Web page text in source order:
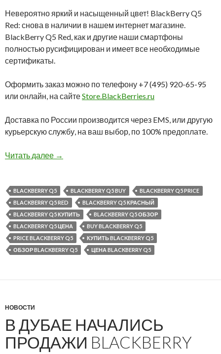
Невероятно яркий и насыщенный цвет! BlackBerry Q5
Red: снова в наличии в нашем интернет магазине.
BlackBerry Q5 Red, как и другие наши смартфоны
полностью русифицирован и имеет все необходимые
сертификаты.
Оформить заказ можно по телефону +7 (495) 920-65-95
или онлайн, на сайтеStore.BlackBerries.ru
Доставка по России производится через EMS, или другую
курьерскую службу, на ваш выбор, по 100% предоплате.
Читать далее BlackBerry Q5 Red: снова в наличии в нашем
→
BLACKBERRY Q5 BLACKBERRY Q5 BUY
BLACKBERRY Q5 PRICE
BLACKBERRY Q5 RED
BLACKBERRY Q5 КРАСНЫЙ
BLACKBERRY Q5 КУПИТЬ
BLACKBERRY Q5 ОБЗОР
BLACKBERRY Q5 ЦЕНА
BUY BLACKBERRY Q5
PRICE BLACKBERRY Q5
КУПИТЬ BLACKBERRY Q5
ОБЗОР BLACKBERRY Q5
ЦЕНА BLACKBERRY Q5
НОВОСТИ
В ДУБАЕ НАЧАЛИСЬ
ПРОДАЖИ BLACKBERRY